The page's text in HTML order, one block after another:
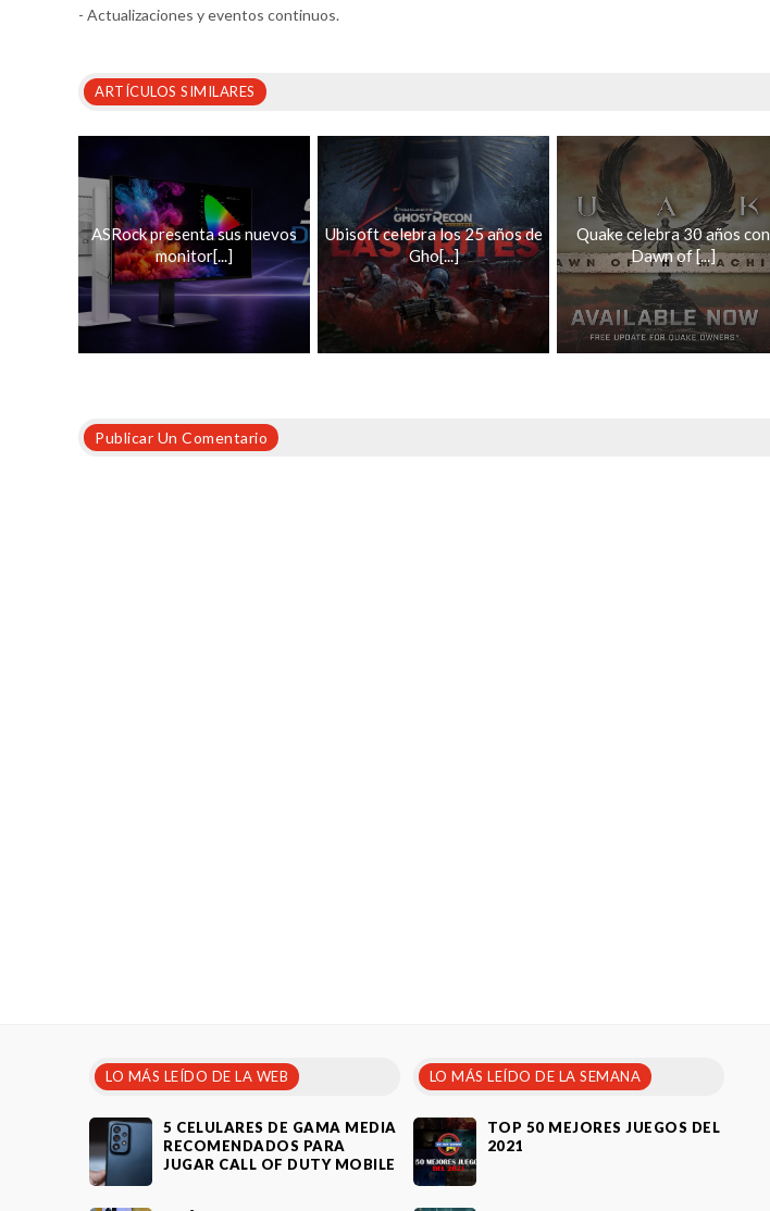
- Actualizaciones y eventos continuos.
ARTÍCULOS SIMILARES
ASRock presenta sus nuevos
monitor[...]
Ubisoft celebra los 25 años de
Gho[...]
Quake celebra 30 años con
Dawn of [...]
Publicar Un Comentario
LO MÁS LEÍDO DE LA WEB
5 CELULARES DE GAMA MEDIA
RECOMENDADOS PARA
JUGAR CALL OF DUTY MOBILE
LO MÁS LEÍDO DE LA SEMANA
TOP 50 MEJORES JUEGOS DEL
2021